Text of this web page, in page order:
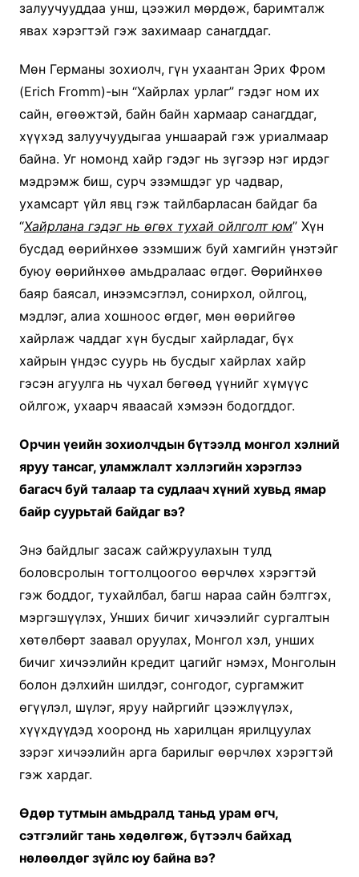
залуучууддаа унш, цээжил мөрдөж, баримталж
явах хэрэгтэй гэж захимаар санагддаг.
Мөн Германы зохиолч, гүн ухаантан Эрих Фром
(Erich Fromm)-ын “Хайрлах урлаг” гэдэг ном их
сайн, өгөөжтэй, байн байн хармаар санагддаг,
хүүхэд залуучуудыгаа уншаарай гэж уриалмаар
байна. Уг номонд хайр гэдэг нь зүгээр нэг ирдэг
мэдрэмж биш, сурч эзэмшдэг ур чадвар,
ухамсарт үйл явц гэж тайлбарласан байдаг ба
“Хайрлана гэдэг нь өгөх тухай ойлголт юм” Хүн
бусдад өөрийнхөө эзэмшиж буй хамгийн үнэтэйг
буюу өөрийнхөө амьдралаас өгдөг. Өөрийнхөө
баяр баясал, инээмсэглэл, сонирхол, ойлгоц,
мэдлэг, алиа хошноос өгдөг, мөн өөрийгөө
хайрлаж чаддаг хүн бусдыг хайрладаг, бүх
хайрын үндэс суурь нь бусдыг хайрлах хайр
гэсэн агуулга нь чухал бөгөөд үүнийг хүмүүс
ойлгож, ухаарч яваасай хэмээн бодогддог.
Орчин үеийн зохиолчдын бүтээлд монгол хэлний
яруу тансаг, уламжлалт хэллэгийн хэрэглээ
багасч буй талаар та судлаач хүний хувьд ямар
байр суурьтай байдаг вэ?
Энэ байдлыг засаж сайжруулахын тулд
боловсролын тогтолцоогоо өөрчлөх хэрэгтэй
гэж боддог, тухайлбал, багш нараа сайн бэлтгэх,
мэргэшүүлэх, Унших бичиг хичээлийг сургалтын
хөтөлбөрт заавал оруулах, Монгол хэл, унших
бичиг хичээлийн кредит цагийг нэмэх, Монголын
болон дэлхийн шилдэг, сонгодог, сургамжит
өгүүлэл, шүлэг, яруу найргийг цээжлүүлэх,
хүүхдүүдэд хооронд нь харилцан ярилцуулах
зэрэг хичээлийн арга барилыг өөрчлөх хэрэгтэй
гэж хардаг.
Өдөр тутмын амьдралд таньд урам өгч,
сэтгэлийг тань хөдөлгөж, бүтээлч байхад
нөлөөлдөг зүйлс юу байна вэ?